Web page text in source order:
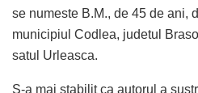
se numeste B.M., de 45 de ani,
municipiul Codlea, judetul
satul Urleasca.
S-a mai stabilit ca autorul a